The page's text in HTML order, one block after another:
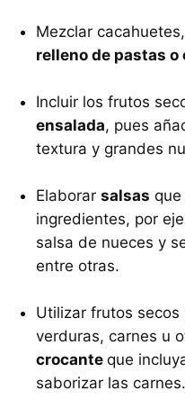
Mezclar
relleno de pastas o
Incluir los frutos
ensalada, pues
textura y grandes
Elaborar salsas
ingredientes, por
salsa de nueces y
entre otras.
Utilizar frutos secos
verduras, carnes u
crocante que
saborizar las carnes.